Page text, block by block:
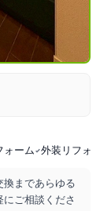
ォーム 外装リフォー
換まであらゆる
ご相談くださ